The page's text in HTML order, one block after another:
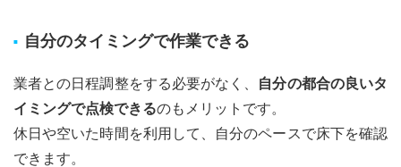
後悔
い選
択を
5.3
今す
ぐ行
自分のタイミングで作業できる
業者との日程調整をする必要がなく、 自分の都合の良いタ
イミングで点検できるのもメリットです。
休日や空いた時間を利用して、自分のペースで床下を確認
できます。